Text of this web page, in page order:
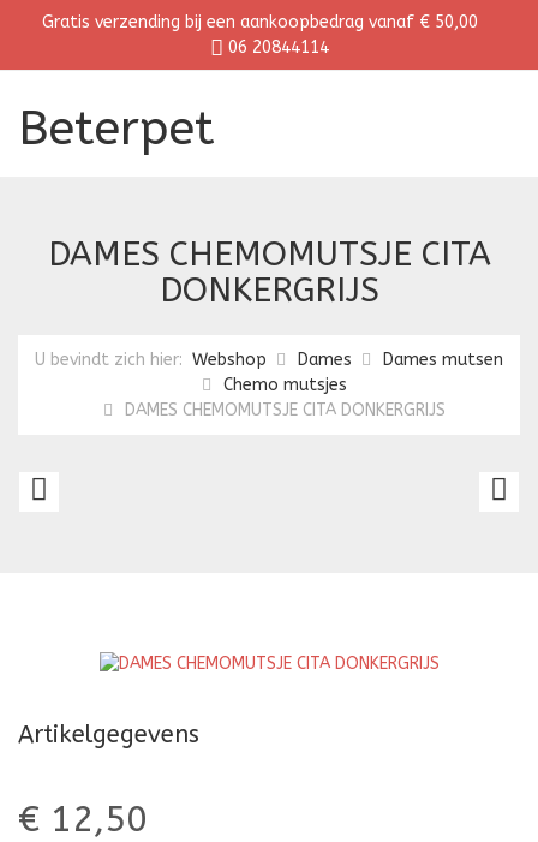
Gratis verzending bij een aankoopbedrag vanaf € 50,00
06 20844114
Beterpet
DAMES CHEMOMUTSJE CITA
DONKERGRIJS
U bevindt zich hier: Webshop Dames
Dames mutsen
Chemo mutsjes
DAMES CHEMOMUTSJE CITA DONKERGRIJS
Artikelgegevens
€ 12,50